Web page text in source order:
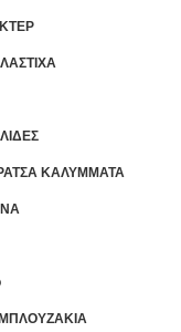
ΚΑΛΥΜΜΑΤΑ